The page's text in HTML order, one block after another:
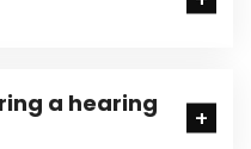
a hearing